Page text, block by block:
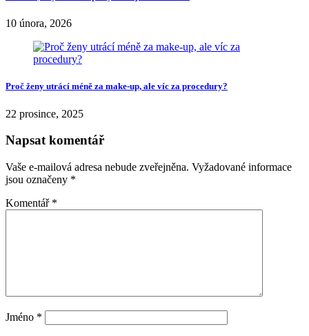
10 února, 2026
Proč ženy utrácí méně za make-up, ale víc za procedury?
22 prosince, 2025
Napsat komentář
Vaše e-mailová adresa nebude zveřejněna. Vyžadované informace
jsou označeny *
Komentář *
Jméno *